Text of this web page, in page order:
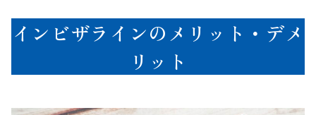
インビザラインのメリット・デメ
リット